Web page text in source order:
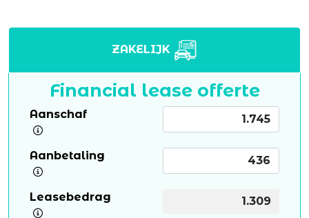
ZAKELIJK
Financial lease offerte
Aanschaf
Aanbetaling
Leasebedrag